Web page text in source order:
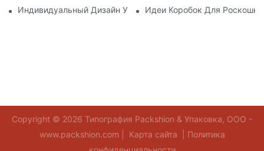
Индивидуальный Дизайн Упаковки Для Средств По
Идеи Коробок Для
Copyright © 2026 Типография Packshion & Упаковка, ООО -
www.packshion.com |
Карта сайта
Политика